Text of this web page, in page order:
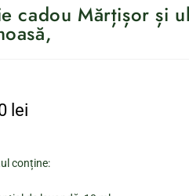
cadou Mărțișor și
lei
conține: